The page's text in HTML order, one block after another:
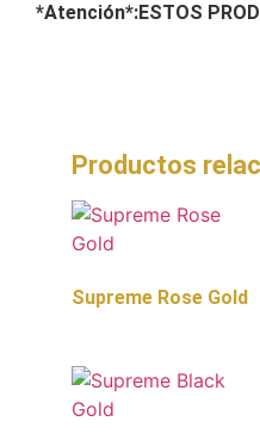
*Atención*:ESTOS
Productos
Supreme Rose Gold